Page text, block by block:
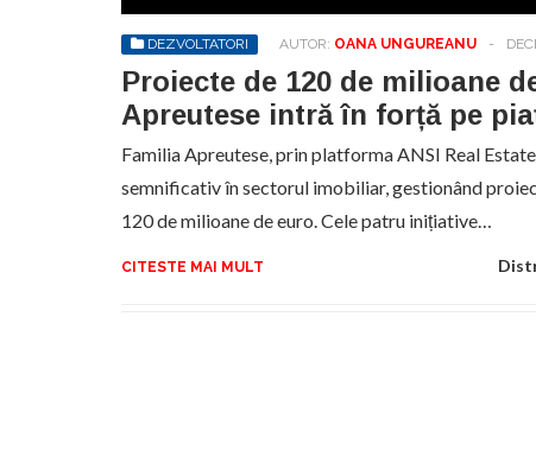
DEZVOLTATORI AUTOR: OANA UNGUREANU -
Proiecte de 120 de milioane
Apreutese intră în forță pe
Familia Apreutese, prin platforma ANSI Real
semnificativ în sectorul imobiliar, gestionând
120 de milioane de euro. Cele patru inițiative…
CITESTE MAI MULT